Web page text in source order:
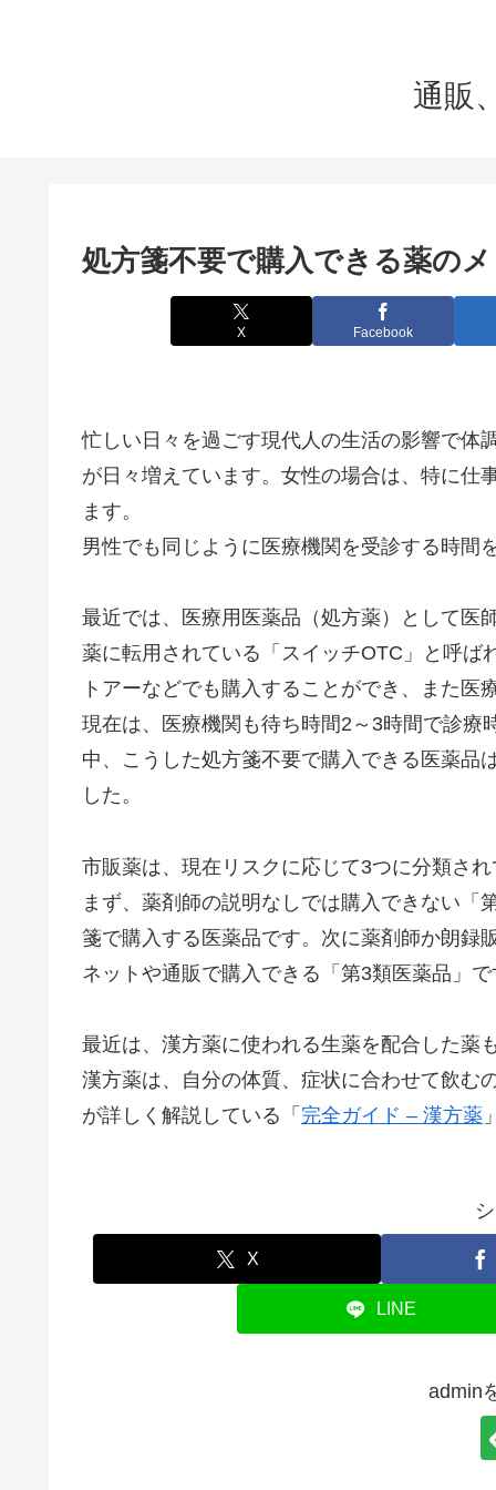
通販
処方箋不要で購入できる薬の
X Facebook
忙しい日々を過ごす現代人の生活の影響で体
が日々増えています。女性の場合は、特に仕
ます。
男性でも同じように医療機関を受診する時間
最近では、医療用医薬品（処方薬）として医
薬に転用されている「スイッチOTC」と呼
トアーなどでも購入することができ、また
現在は、医療機関も待ち時間2～3時間で診
中、こうした処方箋不要で購入できる医薬品
した。
市販薬は、現在リスクに応じて3つに分類さ
まず、薬剤師の説明なしでは購入できない
箋で購入する医薬品です。次に薬剤師か朗録
ネットや通販で購入できる「第3類医薬品」で
最近は、漢方薬に使われる生薬を配合した薬
漢方薬は、自分の体質、症状に合わせて飲む
が詳しく解説している「 完全ガイド – 漢方薬
X
LINE
admin